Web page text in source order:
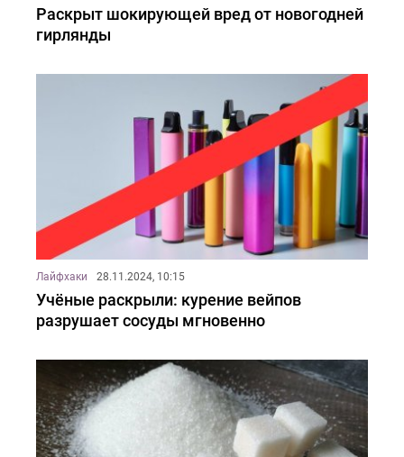
Раскрыт шокирующей вред от новогодней
гирлянды
Лайфхаки 28.11.2024, 10:15
Учёные раскрыли: курение вейпов
разрушает сосуды мгновенно